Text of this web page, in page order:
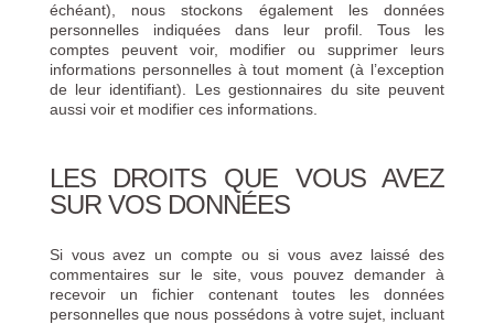
échéant), nous stockons également les données
personnelles indiquées dans leur profil. Tous les
comptes peuvent voir, modifier ou supprimer leurs
informations personnelles à tout moment (à l’exception
de leur identifiant). Les gestionnaires du site peuvent
aussi voir et modifier ces informations.
LES DROITS QUE VOUS AVEZ
SUR VOS DONNÉES
Si vous avez un compte ou si vous avez laissé des
commentaires sur le site, vous pouvez demander à
recevoir un fichier contenant toutes les données
personnelles que nous possédons à votre sujet, incluant